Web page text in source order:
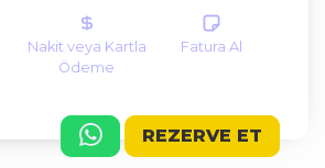
REZERVE ET
Nakit veya Kartla
Ödeme
Fatura Al